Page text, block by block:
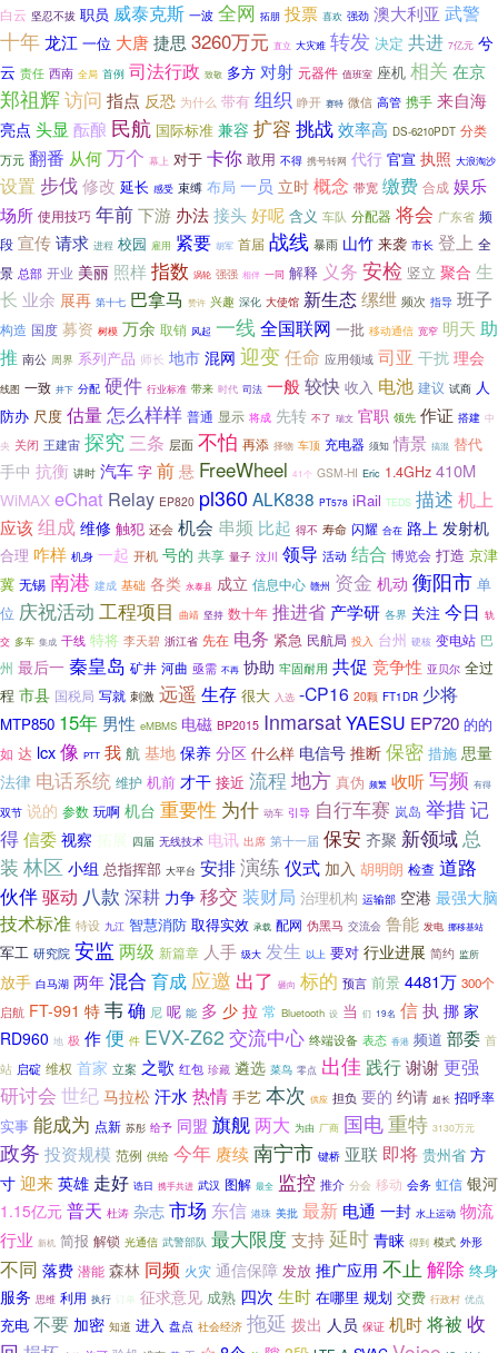
白云 坚忍不拔 职员 威泰克斯 一波 全网 拓朋 投票 喜欢 强劲 澳大利亚 武警
十年龙江 一位 大唐捷思 3260万元 直立 大灾难 转发 决定 共进 7亿元 兮
云 责任 西南 全局 首例 司法行政 致敬 多方 对射 元器件 值班室 座机 相关 在京
郑祖辉 访问 指点 反恐 为什么 带有 组织 睁开 赛特 微信 高管 携手 来自海
亮点 头显 酝酿 民航 国际标准 兼容 扩容 挑战效率高 DS-6210PDT 分类
万元 翻番 从何万个 幕上 对于 卡你 敢用 不得 携号转网 代行 官宣 执照 大浪淘沙
设置 步伐修改 延长 感受 束缚 布局 一员 立时 概念 带宽 缴费 合成 娱乐
场所 使用技巧 年前下游 办法接头好呢 含义 车队 分配器 将会 广东省 频
段 宣传请求 进程 校园 雇用 紧要 胡军 首届 战线 暴雨 山竹 来袭 市长 登上 全
景 总部 开业 美丽 照样指数 涡轮 强强 相伴 一同 解释 义务 安检 竖立 聚合 生
长 业余 展再 第十七 巴拿马 赞许 兴趣 深化 大使馆 新生态缧绁 频次 指导 班子
构造 国度 募资 树模 万余 取销 风起 一线全国联网 一批 移动通信 宽窄 明天 助
推 南公 周界 系列产品 师长 地市 混网 迎变任命 应用领域 司亚 干扰 理会
线图 一致 井下 分配 硬件 行业标准 带来 时代 司法 一般较快 收入 电池 建议 试商 人
防办 尺度 估量怎么样样 普通 显示 将成 先转 不了 瑞文 官职 领先 作证 搭建 中
央 关闭 王建宙 探究 三条 层面 不怕 再添 择物 车顶 充电器 须知 情景 搞混 替代
手中 抗衡 讲时 汽车 字 前 悬 FreeWheel 41个 GSM-HI Eric 1.4GHz 410M
WiMAX eChat Relay EP820 pl360 ALK838 PT578 iRail TEDS 描述 机上
应该组成维修 触犯 还会 机会 串频 比起 得不 寿命 闪耀 合在 路上 发射机
合理 咋样 机身 一起 开机 号的 共享 量子 汶川 领导 活动 结合 博览会 打造 京津
冀 无锡 南港 建成 基础 各类 永泰县 成立 信息中心 赣州 资金 机动 衡阳市 单
位 庆祝活动 工程项目 曲靖 坚持 数十年 推进省 产学研 各界 关注 今日 轨
交 多车 集成 干线 特将 李天碧 浙江省 先在 电务 紧急 民航局 投入 台州 硬核 变电站 巴
州 最后一 秦皇岛 矿井 河曲 亟需 不再 协助 牢固耐用 共促 竞争性 亚贝尔 全过
程 市县 国税局 写就 刺激 远遥 生存 很大 入选 -CP16 20颗 FT1DR 少将
MTP850 15年 男性 eMBMS 电磁 BP2015 InmarsatYAESU EP720 的的
如 达 lcx像 PTT 我 航 基地 保养 分区 什么样 电信号 推断 保密 措施 思量
法律 电话系统 维护 机前 才干 接近 流程 地方 真伪 频繁 收听写频 有得
双节 说的 参数 玩啊 机台 重要性 为什 动车 引导 自行车赛 岚岛 举措记
得信委 视察 拓展 四届 无线技术 电讯 出席 第十一届 保安 齐聚 新领域总
装 林区 小组 总指挥部 大平台 安排演练 仪式 加入 胡明朗 检查 道路
伙伴驱动 八款 深耕 力争 移交 装财局 治理机构 运输部 空港 最强大脑
技术标准 特设 九江 智慧消防 取得实效 承载 配网 伪黑马 交流会 鲁能 发电 挪移基站
军工 研究院 安监 两级 新篇章 人手 级大 发生 以上 要对 行业进展 简约 监所
放手 白马湖 两年 混合 育成 应邀 出了 砸向 标的 预言 前景 4481万 300个
启航 FT-991 特 韦确 尼 呢 能 多 少 拉 常 Bluetooth 设 当 们 19名 信执 挪 家
RD960 地 极 作便 件 EVX-Z62 交流中心 终端设备 表态 香港 频道 部委 首
站 启碇 维权 首家 立案 之歌 红包 珍藏 遴选 菜鸟 零点 出佳 践行谢谢更强
研讨会 世纪 马拉松 汗水 热情 手艺 本次 供应 担负 要的 约请 超长 招呼率
实事 能成为 点新 苏彤 给予 同盟 旗舰两大 为由 厂商 国电重特 3130万元
政务 投资规模 范例 供给 今年 赓续南宁市 键桥 亚联 即将 贵州省 方
寸 迎来 英雄 走好 诰日 携手共进 武汉 图解 最全 监控 推介 分会 移动 会务 虹信 银河
1.15亿元 普天 杜涛 杂志 市场 东信 港珠 美批 最新 电通 一封 水上运动 物流
行业 新机 简报 解锁 光通信 武警部队 最大限度支持 延时 青睐 得到 模式 外形
不同 落费 潜能 森林 同频 火灾 通信保障 发放 推广应用 不止 解除 终身
服务 思维 利用 执行 订单 征求意见 成熟 四次 生时 在哪里 规划 交费 行政村 优点
充电 不要 加密 知道 进入 盘点 社会经济 拖延 拨出 人员 保证 机时将被 收